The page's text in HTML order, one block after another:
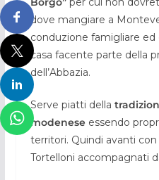
dove mangiare a
conduzione famigliare ed
casa facente parte della
dell’Abbazia.
Serve piatti della
modeneseessendo
territori. Quindi avanti con
Tortelloni accompagnati